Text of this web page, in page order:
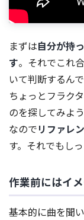
まずは自分が持
す。それでこれ
いて判断するん
ちょっとフラク
のを探してみよ
なのでリファレ
す。それでもし
作業前にはイ
基本的に曲を聞